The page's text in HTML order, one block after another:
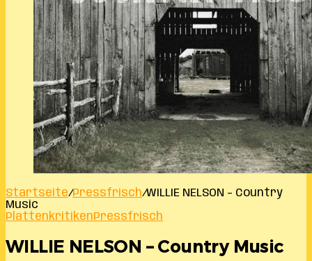
Startseite/Pressfrisch/WILLIE NELSON – Country
Music
PlattenkritikenPressfrisch
WILLIE NELSON – Country Music